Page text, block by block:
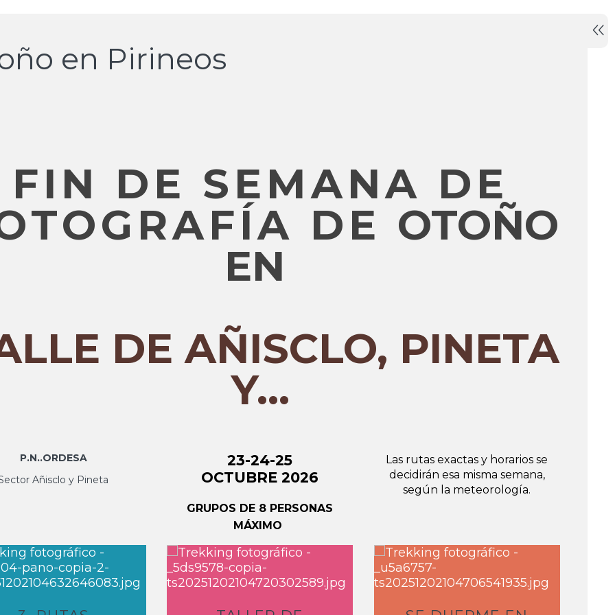
en Pirineos
FIN DE SEMANA DE
DE OTOÑO
EN
DE AÑISCLO, PINETA
Y...
P.N..ORDESA
Añisclo y Pineta
23-24-25
OCTUBRE2026
GRUPOS DE 8 PERSONAS
MÁXIMO
Las rutas exactas y horarios se
decidirán esa misma semana,
según la meteorología.